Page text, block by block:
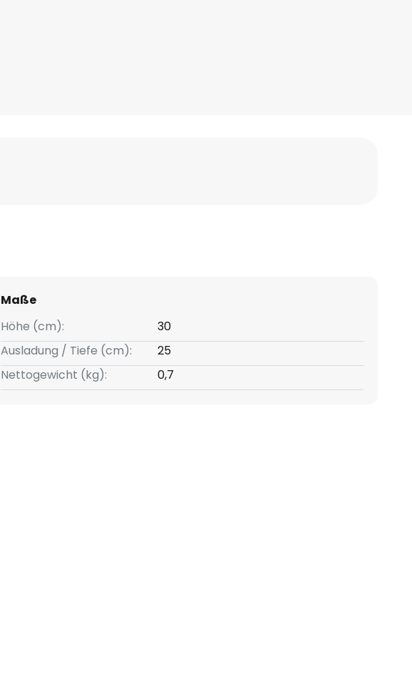
Maße
Höhe (cm):
30
Ausladung / Tiefe (cm):
25
Nettogewicht (kg):
0,7